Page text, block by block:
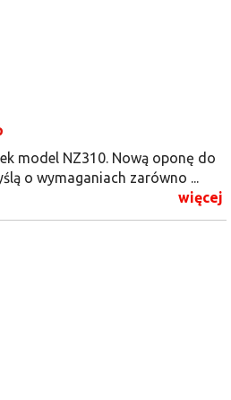
model NZ310. Nową oponę do
o wymaganiach zarówno ...
więcej